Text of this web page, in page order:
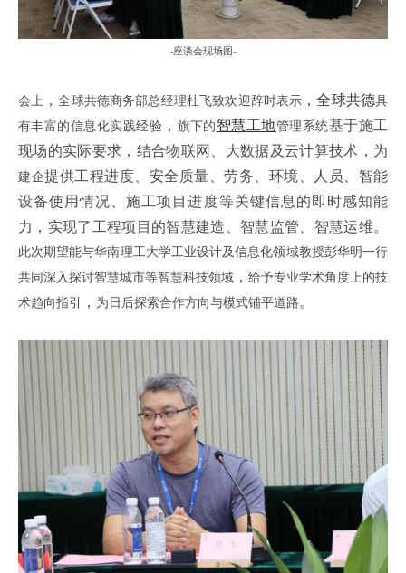
-座谈会现场图-
会上 ，全球共德商务部总经理杜飞致欢迎辞时表示 ，全球共德具
有丰富的信息化实践经验 ， 旗下的 智慧工地管理系统基于施工
现场的实际要求，结合物联网、大数据及云计算技术，为
建企提供工程进度、安全质量、劳务、环境、人员、智能
设备使用情况、施工项目进度等关键信息的即时感知能
力，实现了工程项目的智慧建造、智慧监管、智慧运维。
此次期望能与华南理工大学工业设计及信息化领域教授彭华明一行
共同深入探讨智慧城市等智慧科技领域 ， 给予专业学术角度上的技
术趋向指引
， 为日后探索合作方向与模式铺平道路。